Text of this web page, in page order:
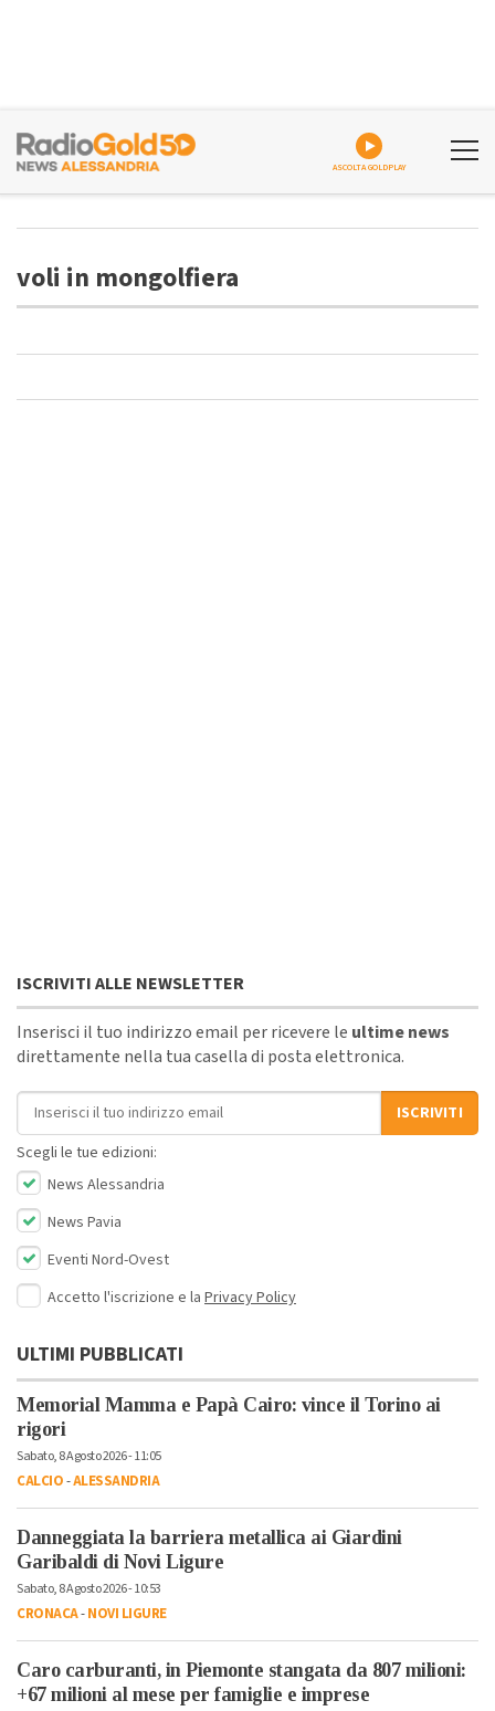
ASCOLTA GOLDPLAY
voli in mongolfiera
ISCRIVITI ALLE NEWSLETTER
Inserisci il tuo indirizzo email per ricevere le ultime news
direttamente nella tua casella di posta elettronica.
Indirizzo email
ISCRIVITI
Scegli le tue edizioni:
News Alessandria
News Pavia
Eventi Nord-Ovest
Accetto l'iscrizione e la Privacy Policy
ULTIMI PUBBLICATI
Memorial Mamma e Papà Cairo: vince il Torino ai
rigori
Sabato, 8 Agosto 2026 - 11:05
CALCIO-ALESSANDRIA
Danneggiata la barriera metallica ai Giardini
Garibaldi di Novi Ligure
Sabato, 8 Agosto 2026 - 10:53
CRONACA-NOVI LIGURE
Caro carburanti, in Piemonte stangata da 807 milioni:
+67 milioni al mese per famiglie e imprese